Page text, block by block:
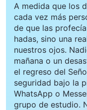
A medida que los
cada vez más
de que las
hadas, sino una
nuestros ojos.
mañana o un
el regreso del
seguridad bajo la
WhatsApp o
grupo de estudio.